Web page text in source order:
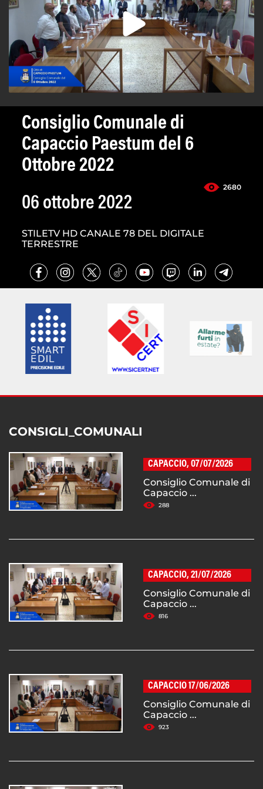
Consiglio Comunale di
Capaccio Paestum del 6
Ottobre 2022
2680
06 ottobre 2022
STILETV HD CANALE 78 DEL DIGITALE
TERRESTRE
CONSIGLI_COMUNALI
CAPACCIO, 07/07/2026
Consiglio Comunale di
Capaccio ...
288
CAPACCIO, 21/07/2026
Consiglio Comunale di
Capaccio ...
816
CAPACCIO 17/06/2026
Consiglio Comunale di
Capaccio ...
923